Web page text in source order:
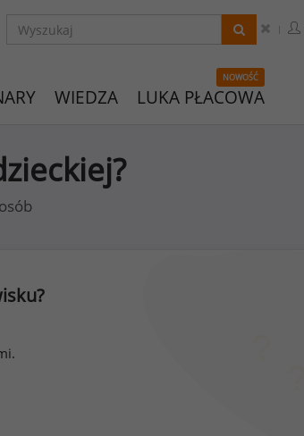
WIEDZA
NOWOŚĆ
LUKA PŁACOWA